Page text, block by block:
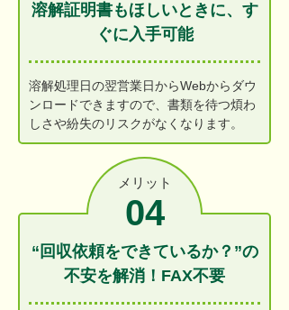
溶解証明書もほしいときに、す
ぐに入手可能
溶解処理日の翌営業日からWebからダウ
ンロードできますので、書類を待つ煩わ
しさや紛失のリスクがなくなります。
メリット
04
“回収依頼をできているか？”の
不安を解消！FAX不要